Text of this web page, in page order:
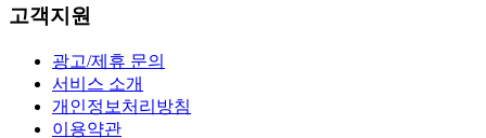
고객지원
광고/제휴 문의
서비스 소개
개인정보처리방침
이용약관